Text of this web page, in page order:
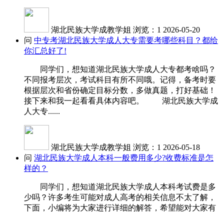
湖北民族大学成教学姐 浏览：1 2026-05-20
问 中专考湖北民族大学成人大专需要考哪些科目？都给
你汇总好了!
同学们，想知道湖北民族大学成人大专都考啥吗？
不同报考层次，考试科目有所不同哦。记得，备考时要
根据层次和省份确定目标分数，多做真题，打好基础！
接下来和我一起看看具体内容吧。 湖北民族大学成
人大专......
湖北民族大学成教学姐 浏览：1 2026-05-18
问 湖北民族大学成人本科一般费用多少?收费标准是怎
样的？
同学们，想知道湖北民族大学成人本科考试费是多
少吗？许多考生可能对成人高考的相关信息不太了解，
下面，小编将为大家进行详细的解答，希望能对大家有